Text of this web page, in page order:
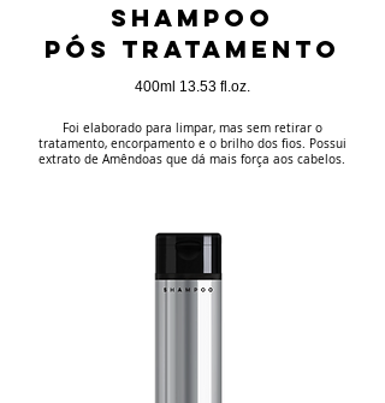
SHAMPOO
PÓS TRATAMENTO
400ml 13.53 fl.oz.
Foi elaborado para limpar, mas sem retirar o
tratamento, encorpamento e o brilho dos fios. Possui
extrato de Amêndoas que dá mais força aos cabelos.